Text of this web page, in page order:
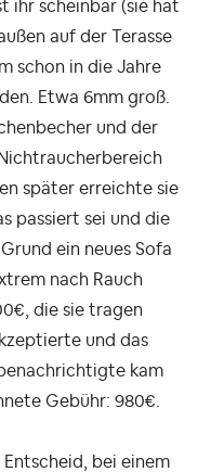
ihr scheinbar (sie hat
auf der Terasse
schon in die Jahre
Etwa 6mm groß.
und der
später erreichte sie
passiert sei und die
ein neues Sofa
nach Rauch
die sie tragen
und das
kam
Gebühr: 980€.
bei einem